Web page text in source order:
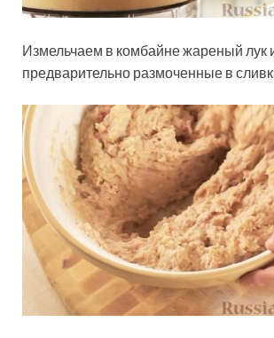
Измельчаем в комбайне жареный лук
предварительно размоченные в